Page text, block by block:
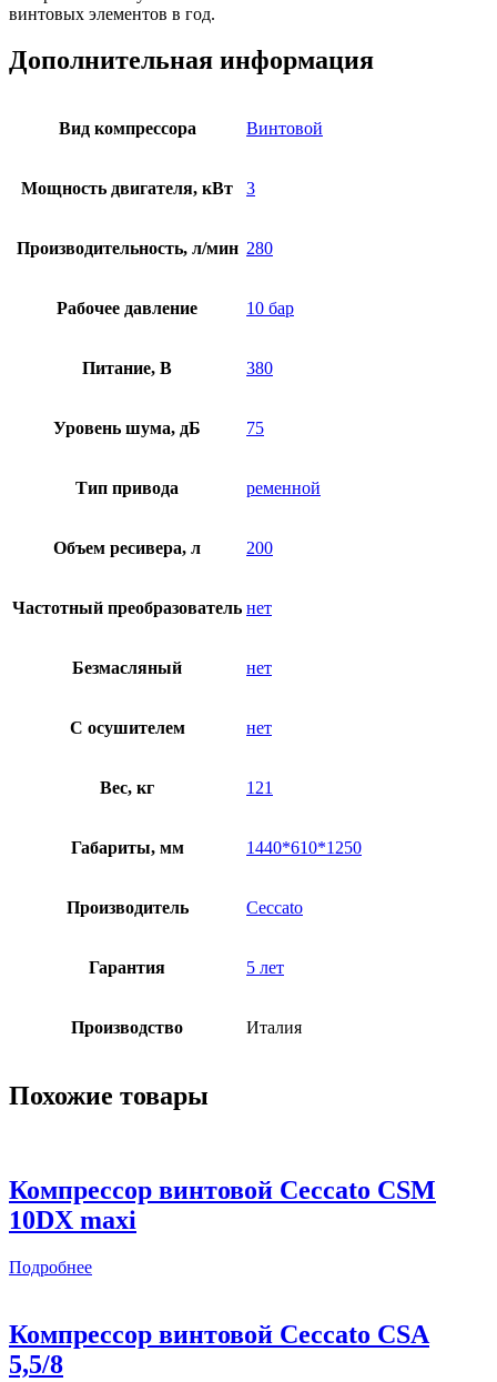
винтовых элементов в год.
Дополнительная информация
Вид компрессора Винтовой
Мощность двигателя, кВт 3
Производительность, л/мин 280
Рабочее давление 10 бар
Питание, В 380
Уровень шума, дБ 75
Тип привода ременной
Объем ресивера, л 200
Частотный преобразователь нет
Безмасляный нет
C осушителем нет
Вес, кг 121
Габариты, мм 1440*610*1250
Производитель Ceccato
Гарантия 5 лет
Производство Италия
Похожие товары
Компрессор винтовой Ceccato CSM
10DX maxi
Подробнее
Компрессор винтовой Ceccato CSА
5,5/8